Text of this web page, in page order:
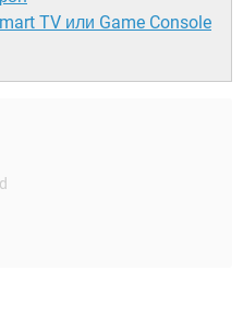
TV или Game Console